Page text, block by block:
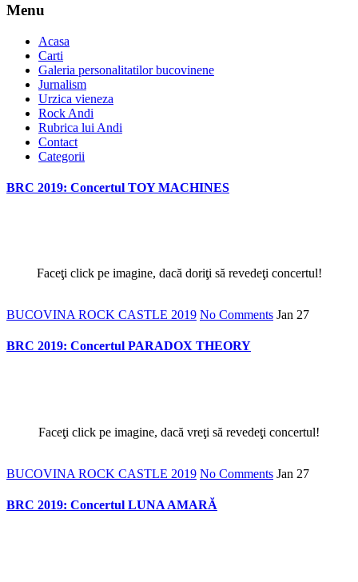
Menu
Acasa
Carti
Galeria personalitatilor bucovinene
Jurnalism
Urzica vieneza
Rock Andi
Rubrica lui Andi
Contact
Categorii
BRC 2019: Concertul TOY MACHINES
Faceţi click pe imagine, dacă doriţi să revedeţi concertul!
BUCOVINA ROCK CASTLE 2019 No Comments Jan 27
BRC 2019: Concertul PARADOX THEORY
Faceţi click pe imagine, dacă vreţi să revedeţi concertul!
BUCOVINA ROCK CASTLE 2019 No Comments Jan 27
BRC 2019: Concertul LUNA AMARĂ